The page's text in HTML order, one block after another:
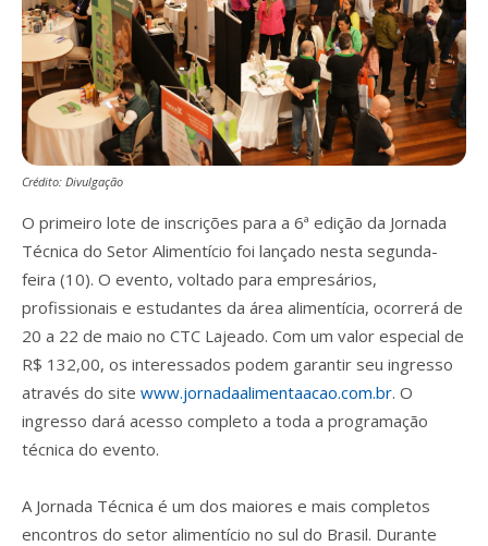
Crédito: Divulgação
O primeiro lote de inscrições para a 6ª edição da Jornada
Técnica do Setor Alimentício foi lançado nesta segunda-
feira (10). O evento, voltado para empresários,
profissionais e estudantes da área alimentícia, ocorrerá de
20 a 22 de maio no CTC Lajeado. Com um valor especial de
R$ 132,00, os interessados podem garantir seu ingresso
através do site www.jornadaalimentaacao.com.br. O
ingresso dará acesso completo a toda a programação
técnica do evento.
A Jornada Técnica é um dos maiores e mais completos
encontros do setor alimentício no sul do Brasil. Durante